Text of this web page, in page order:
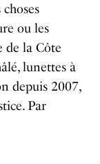
ou les
de la Côte
lunettes à
depuis 2007,
Par